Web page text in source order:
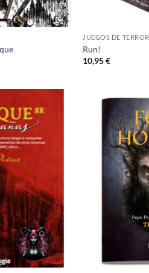
JUEGOS DE TERROR
Run!
10,95€
lista de